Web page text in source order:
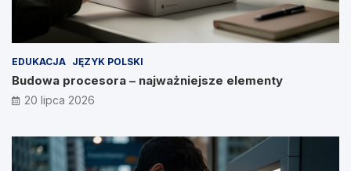
EDUKACJA JĘZYK POLSKI
Budowa procesora – najważniejsze elementy
20 lipca 2026